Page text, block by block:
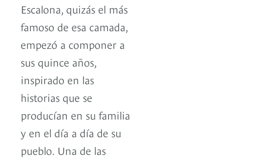
Escalona, quizás el más
famoso de esa camada,
empezó a componer a
sus quince años,
inspirado en las
historias que se
producían en su familia
y en el día a día de su
pueblo. Una de las